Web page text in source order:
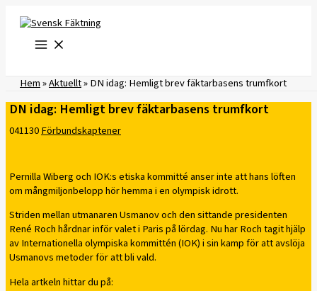
innehåll
Hem»Aktuellt»DN idag: Hemligt brev fäktarbasens trumfkort
DN idag: Hemligt brev fäktarbasens trumfkort
041130Förbundskaptener
Pernilla Wiberg och IOK:s etiska kommitté anser inte att hans löften
om mångmiljonbelopp hör hemma i en olympisk idrott.
Striden mellan utmanaren Usmanov och den sittande presidenten
René Roch hårdnar inför valet i Paris på lördag. Nu har Roch tagit hjälp
av Internationella olympiska kommittén (IOK) i sin kamp för att avslöja
Usmanovs metoder för att bli vald.
Hela artkeln hittar du på: